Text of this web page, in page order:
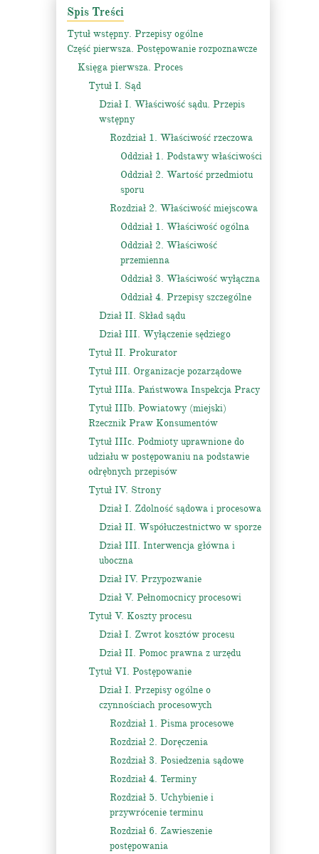
Spis Treści
Tytuł wstępny. Przepisy ogólne
Część pierwsza. Postępowanie rozpoznawcze
Księga pierwsza. Proces
Tytuł I. Sąd
Dział I. Właściwość sądu. Przepis
wstępny
Rozdział 1. Właściwość rzeczowa
Oddział 1. Podstawy właściwości
Oddział 2. Wartość przedmiotu
sporu
Rozdział 2. Właściwość miejscowa
Oddział 1. Właściwość ogólna
Oddział 2. Właściwość
przemienna
Oddział 3. Właściwość wyłączna
Oddział 4. Przepisy szczególne
Dział II. Skład sądu
Dział III. Wyłączenie sędziego
Tytuł II. Prokurator
Tytuł III. Organizacje pozarządowe
Tytuł IIIa. Państwowa Inspekcja Pracy
Tytuł IIIb. Powiatowy (miejski)
Rzecznik Praw Konsumentów
Tytuł IIIc. Podmioty uprawnione do
udziału w postępowaniu na podstawie
odrębnych przepisów
Tytuł IV. Strony
Dział I. Zdolność sądowa i procesowa
Dział II. Współuczestnictwo w sporze
Dział III. Interwencja główna i
uboczna
Dział IV. Przypozwanie
Dział V. Pełnomocnicy procesowi
Tytuł V. Koszty procesu
Dział I. Zwrot kosztów procesu
Dział II. Pomoc prawna z urzędu
Tytuł VI. Postępowanie
Dział I. Przepisy ogólne o
czynnościach procesowych
Rozdział 1. Pisma procesowe
Rozdział 2. Doręczenia
Rozdział 3. Posiedzenia sądowe
Rozdział 4. Terminy
Rozdział 5. Uchybienie i
przywrócenie terminu
Rozdział 6. Zawieszenie
postępowania